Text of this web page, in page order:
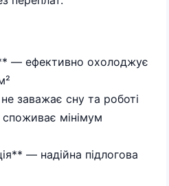
— ефективно охолоджує
заважає сну та роботі
мінімум
— надійна підлогова